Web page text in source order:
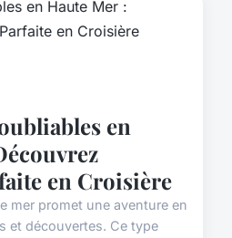
en
en Croisière
mer promet une aventure en
et découvertes. Ce type